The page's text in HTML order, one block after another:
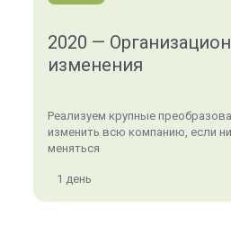
2020 —
изменения
Реализуем крупные
изменить всю компанию, если
меняться
1 день